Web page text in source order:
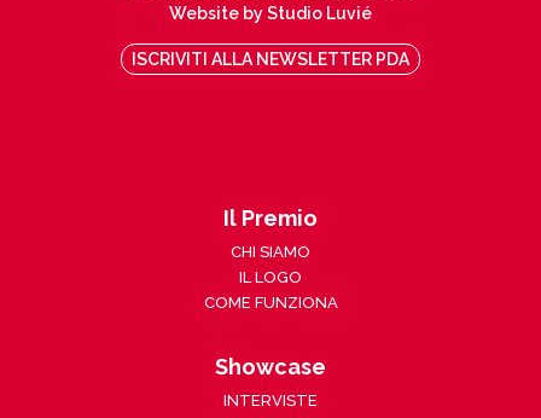
Website by Studio Luvié
ISCRIVITI ALLA NEWSLETTER PDA
Il Premio
CHI SIAMO
IL LOGO
COME FUNZIONA
Showcase
INTERVISTE